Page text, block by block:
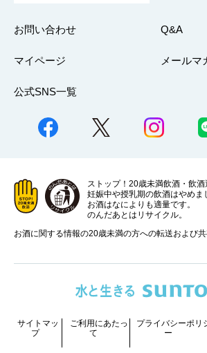
お問い合わせ Q&A
マイページ メールマ
公式SNS一覧
ストップ！20歳未満飲酒・飲酒
妊娠中や授乳期の飲酒はやめま
お酒はなによりも適量です。
のんだあとはリサイクル。
お酒に関する情報の20歳未満の方への転送および共
サイトマッ
プ
ご利用にあたっ
て
プライバシーポリ
ー